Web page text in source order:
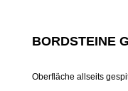
BORDSTEINE
Oberfläche allseits